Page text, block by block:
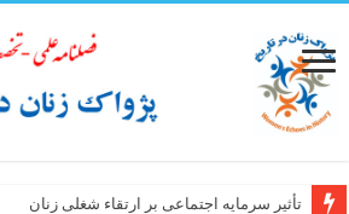
تأثیر سرمایه اجتماعی بر ارتقاء شغلی زنان